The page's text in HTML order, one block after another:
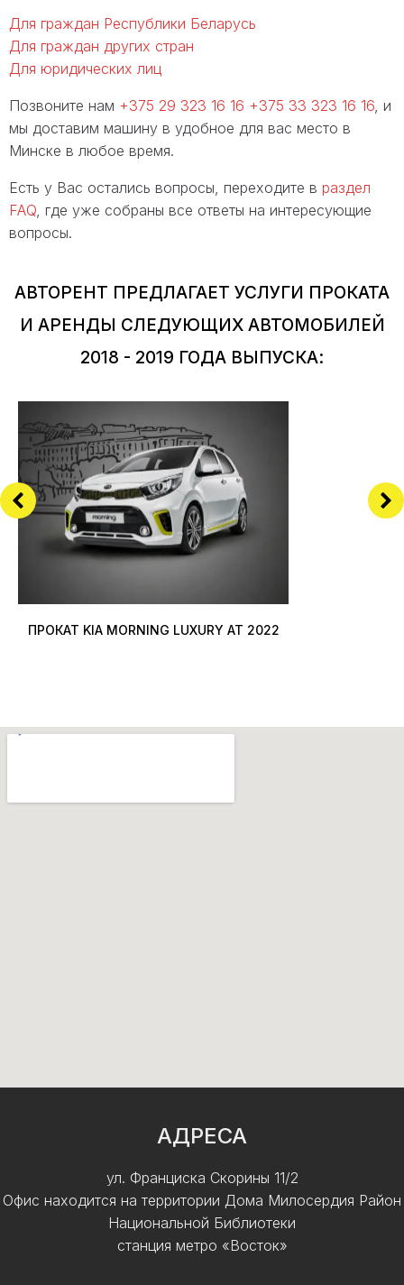
Для граждан Республики Беларусь
Для граждан других стран
Для юридических лиц
Позвоните нам +375 29 323 16 16 +375 33 323 16 16 , и
мы доставим машину в удобное для вас место в
Минске в любое время.
Есть у Вас остались вопросы, переходите в раздел
FAQ , где уже собраны все ответы на интересующие
вопросы.
АВТОРЕНТ ПРЕДЛАГАЕТ УСЛУГИ ПРОКАТА
И АРЕНДЫ СЛЕДУЮЩИХ АВТОМОБИЛЕЙ
2018 - 2019 ГОДА ВЫПУСКА:
ПРОКАТ KIA MORNING LUXURY AT 2022
АДРЕСА
ул. Франциска Скорины 11/2
Офис находится на территории Дома Милосердия Район
Национальной Библиотеки
станция метро «Восток»